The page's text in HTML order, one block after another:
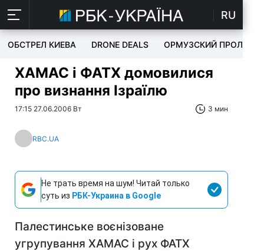
RU
ОБСТРЕЛ КИЕВА DRONE DEALS ОРМУЗСКИЙ ПРОЛИВ
ХАМАС і ФАТХ домовилися
про визнання Ізраїлю
17:15 27.06.2006 Вт 3 мин
RBC.UA
Не трать время на шум! Читай только
суть из РБК-Украина в Google
Палестинське воєнізоване
угрупування ХАМАС і рух ФАТХ